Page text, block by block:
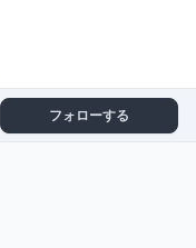
フォローする